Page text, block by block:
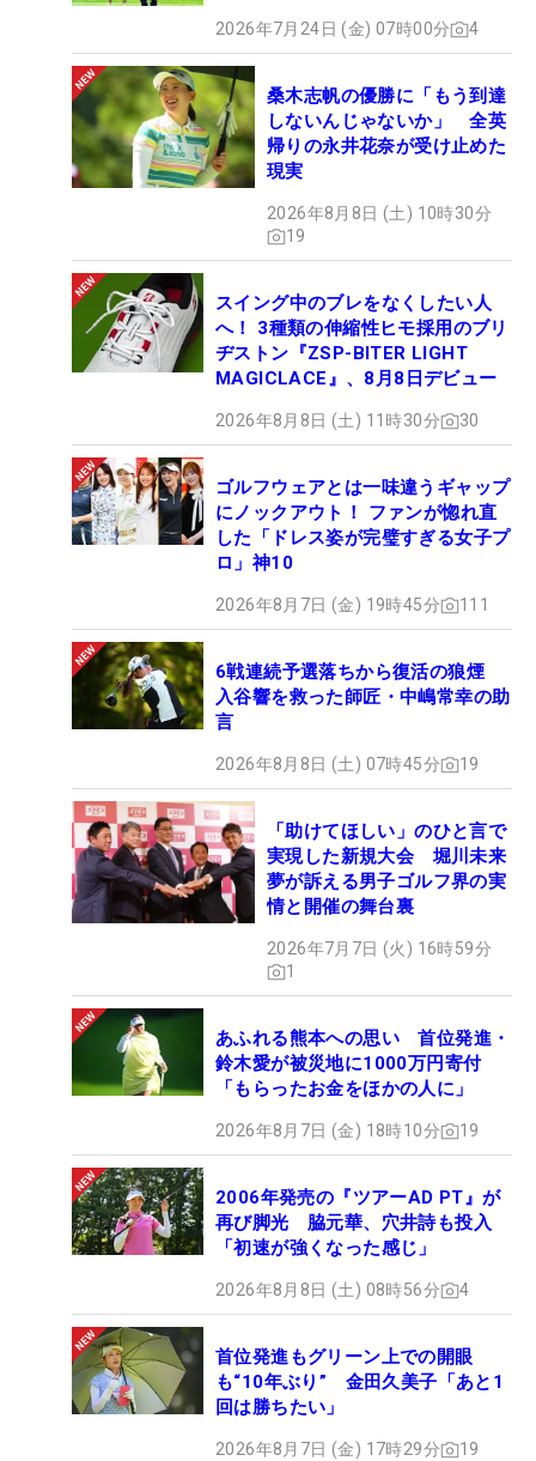
2026年7月24日 (金) 07時00分 4
桑木志帆の優勝に「もう到達
しないんじゃないか」 全英
帰りの永井花奈が受け止めた
現実
2026年8月8日 (土) 10時30分
19
スイング中のブレをなくしたい人
へ！ 3種類の伸縮性ヒモ採用のブリ
ヂストン『ZSP-BITER LIGHT
MAGICLACE』、8月8日デビュー
2026年8月8日 (土) 11時30分 30
ゴルフウェアとは一味違うギャップ
にノックアウト！ ファンが惚れ直
した「ドレス姿が完璧すぎる女子プ
ロ」神10
2026年8月7日 (金) 19時45分 111
6戦連続予選落ちから復活の狼煙
入谷響を救った師匠・中嶋常幸の助
言
2026年8月8日 (土) 07時45分 19
「助けてほしい」のひと言で
実現した新規大会 堀川未来
夢が訴える男子ゴルフ界の実
情と開催の舞台裏
2026年7月7日 (火) 16時59分
1
あふれる熊本への思い 首位発進・
鈴木愛が被災地に1000万円寄付
「もらったお金をほかの人に」
2026年8月7日 (金) 18時10分 19
2006年発売の『ツアーAD PT』が
再び脚光 脇元華、穴井詩も投入
「初速が強くなった感じ」
2026年8月8日 (土) 08時56分 4
首位発進もグリーン上での開眼
も“10年ぶり” 金田久美子「あと1
回は勝ちたい」
2026年8月7日 (金) 17時29分 19